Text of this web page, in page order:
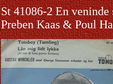
St 41086-2 En
Preben Kaas & Poul